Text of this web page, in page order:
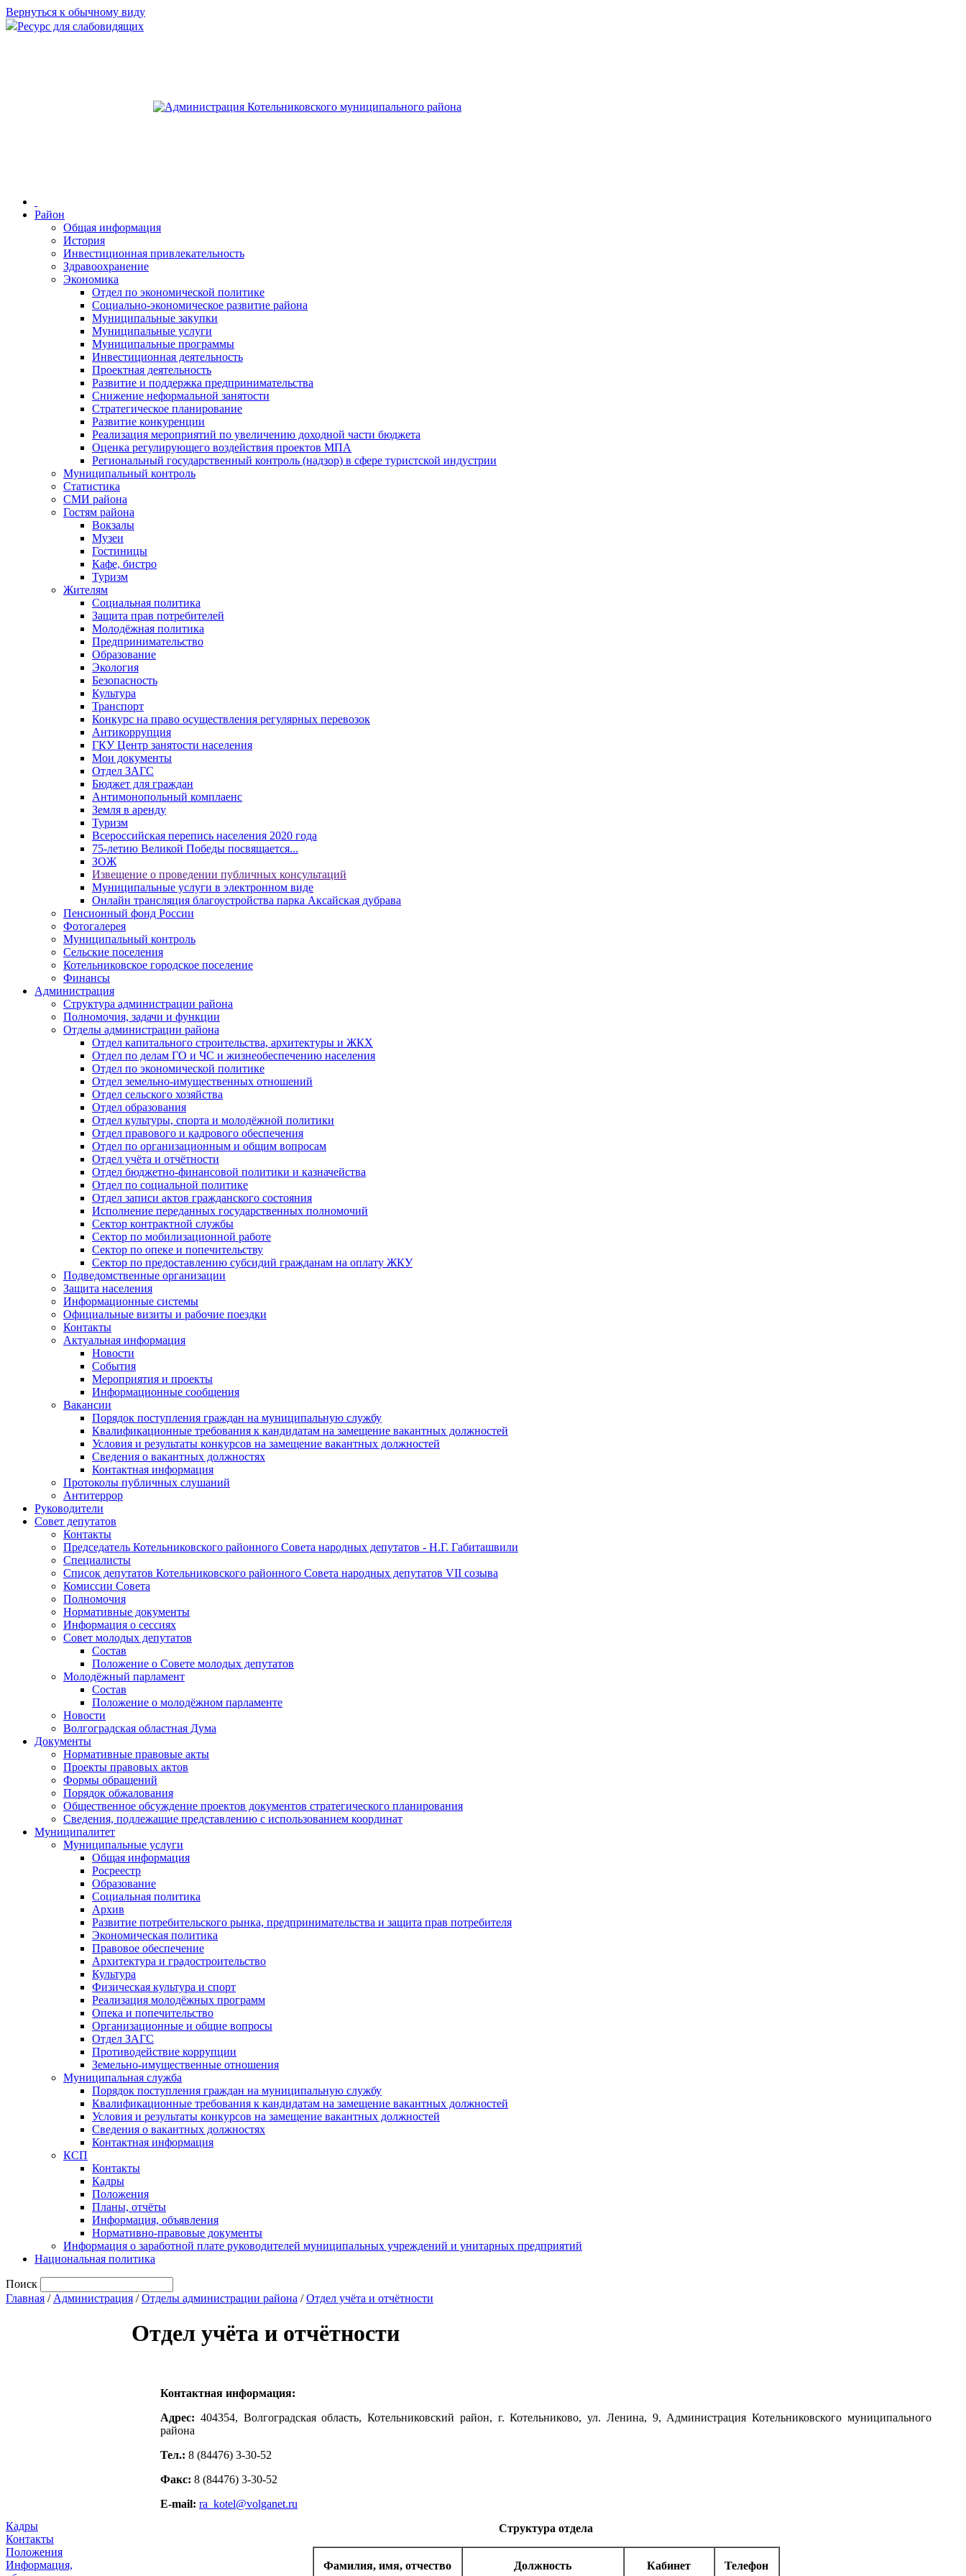
Вернуться к обычному виду
Ресурс для слабовидящих
Район
Общая информация
История
Инвестиционная привлекательность
Здравоохранение
Экономика
Отдел по экономической политике
Социально-экономическое развитие района
Муниципальные закупки
Муниципальные услуги
Муниципальные программы
Инвестиционная деятельность
Проектная деятельность
Развитие и поддержка предпринимательства
Снижение неформальной занятости
Стратегическое планирование
Развитие конкуренции
Реализация мероприятий по увеличению доходной части бюджета
Оценка регулирующего воздействия проектов МПА
Региональный государственный контроль (надзор) в сфере туристской индустрии
Муниципальный контроль
Статистика
СМИ района
Гостям района
Вокзалы
Музеи
Гостиницы
Кафе, бистро
Туризм
Жителям
Социальная политика
Защита прав потребителей
Молодёжная политика
Предпринимательство
Образование
Экология
Безопасность
Культура
Транспорт
Конкурс на право осуществления регулярных перевозок
Антикоррупция
ГКУ Центр занятости населения
Мои документы
Отдел ЗАГС
Бюджет для граждан
Антимонопольный комплаенс
Земля в аренду
Туризм
Всероссийская перепись населения 2020 года
75-летию Великой Победы посвящается...
ЗОЖ
Извещение о проведении публичных консультаций
Муниципальные услуги в электронном виде
Онлайн трансляция благоустройства парка Аксайская дубрава
Пенсионный фонд России
Фотогалерея
Муниципальный контроль
Сельские поселения
Котельниковское городское поселение
Финансы
Администрация
Структура администрации района
Полномочия, задачи и функции
Отделы администрации района
Отдел капитального строительства, архитектуры и ЖКХ
Отдел по делам ГО и ЧС и жизнеобеспечению населения
Отдел по экономической политике
Отдел земельно-имущественных отношений
Отдел сельского хозяйства
Отдел образования
Отдел культуры, спорта и молодёжной политики
Отдел правового и кадрового обеспечения
Отдел по организационным и общим вопросам
Отдел учёта и отчётности
Отдел бюджетно-финансовой политики и казначейства
Отдел по социальной политике
Отдел записи актов гражданского состояния
Исполнение переданных государственных полномочий
Сектор контрактной службы
Сектор по мобилизационной работе
Сектор по опеке и попечительству
Сектор по предоставлению субсидий гражданам на оплату ЖКУ
Подведомственные организации
Защита населения
Информационные системы
Официальные визиты и рабочие поездки
Контакты
Актуальная информация
Новости
События
Мероприятия и проекты
Информационные сообщения
Вакансии
Порядок поступления граждан на муниципальную службу
Квалификационные требования к кандидатам на замещение вакантных должностей
Условия и результаты конкурсов на замещение вакантных должностей
Сведения о вакантных должностях
Контактная информация
Протоколы публичных слушаний
Антитеррор
Руководители
Совет депутатов
Контакты
Председатель Котельниковского районного Совета народных депутатов - Н.Г. Габиташвили
Специалисты
Список депутатов Котельниковского районного Совета народных депутатов VII созыва
Комиссии Совета
Полномочия
Нормативные документы
Информация о сессиях
Совет молодых депутатов
Состав
Положение о Совете молодых депутатов
Молодёжный парламент
Состав
Положение о молодёжном парламенте
Новости
Волгоградская областная Дума
Документы
Нормативные правовые акты
Проекты правовых актов
Формы обращений
Порядок обжалования
Общественное обсуждение проектов документов стратегического планирования
Сведения, подлежащие представлению с использованием координат
Муниципалитет
Муниципальные услуги
Общая информация
Росреестр
Образование
Социальная политика
Архив
Развитие потребительского рынка, предпринимательства и защита прав потребителя
Экономическая политика
Правовое обеспечение
Архитектура и градостроительство
Культура
Физическая культура и спорт
Реализация молодёжных программ
Опека и попечительство
Организационные и общие вопросы
Отдел ЗАГС
Противодействие коррупции
Земельно-имущественные отношения
Муниципальная служба
Порядок поступления граждан на муниципальную службу
Квалификационные требования к кандидатам на замещение вакантных должностей
Условия и результаты конкурсов на замещение вакантных должностей
Сведения о вакантных должностях
Контактная информация
КСП
Контакты
Кадры
Положения
Планы, отчёты
Информация, объявления
Нормативно-правовые документы
Информация о заработной плате руководителей муниципальных учреждений и унитарных предприятий
Национальная политика
Поиск
Главная / Администрация /Отделы администрации района /Отдел учёта и отчётности
Кадры
Контакты
Положения
Информация,
Отдел учёта и отчётности
Контактная информация:
Адрес: 404354, Волгоградская область, Котельниковский район, г. Котельниково, ул. Ленина, 9, Администрация Котельниковского муниципального
района
Тел.: 8 (84476) 3-30-52
Факс: 8 (84476) 3-30-52
Е-mail: ra_kotel@volganet.ru
Структура отдела
Фамилия, имя, отчество Должность Кабинет Телефон